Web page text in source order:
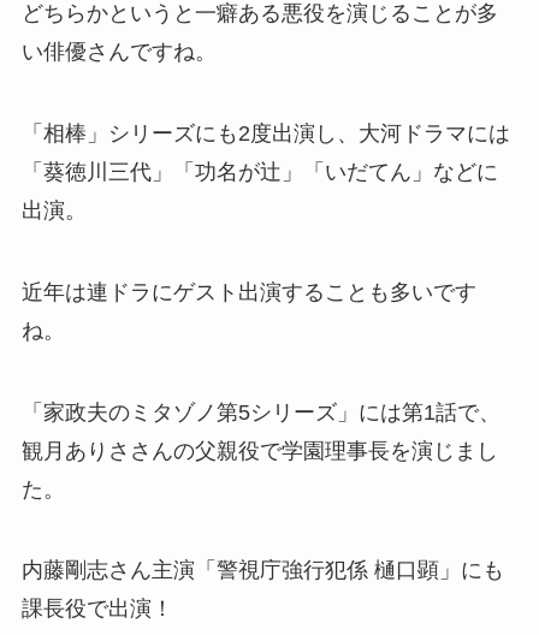
どちらかというと一癖ある悪役を演じることが多
い俳優さんですね。
「相棒」シリーズにも2度出演し、大河ドラマには
「葵徳川三代」「功名が辻」「いだてん」などに
出演。
近年は連ドラにゲスト出演することも多いです
ね。
「家政夫のミタゾノ第5シリーズ」には第1話で、
観月ありささんの父親役で学園理事長を演じまし
た。
内藤剛志さん主演「警視庁強行犯係 樋口顕」にも
課長役で出演！